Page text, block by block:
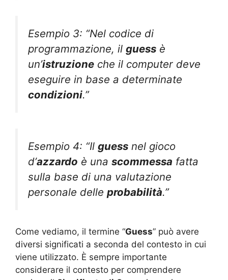
Esempio 3: “Nel codice di
programmazione, il guess è
un’istruzione che il computer deve
eseguire in base a determinate
condizioni.”
Esempio 4: “Il guess nel gioco
d’azzardo è una scommessa fatta
sulla base di una valutazione
personale delle probabilità.”
Come vediamo, il termine “Guess” può avere
diversi significati a seconda del contesto in cui
viene utilizzato. È sempre importante
considerare il contesto per comprendere